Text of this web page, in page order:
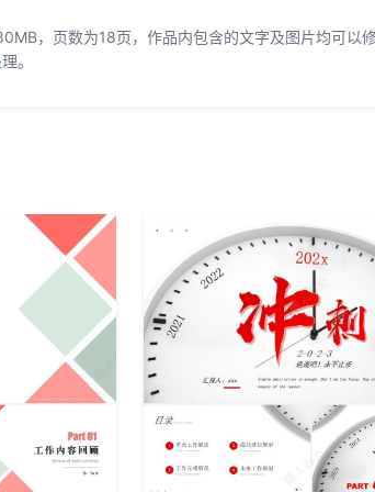
，页数为18页，作品内包含的文字及图片均可以
。